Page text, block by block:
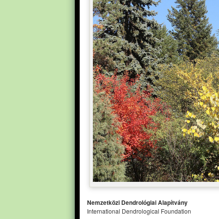
Nemzetközi Dendrológiai Alapítvány
International Dendrological Foundation